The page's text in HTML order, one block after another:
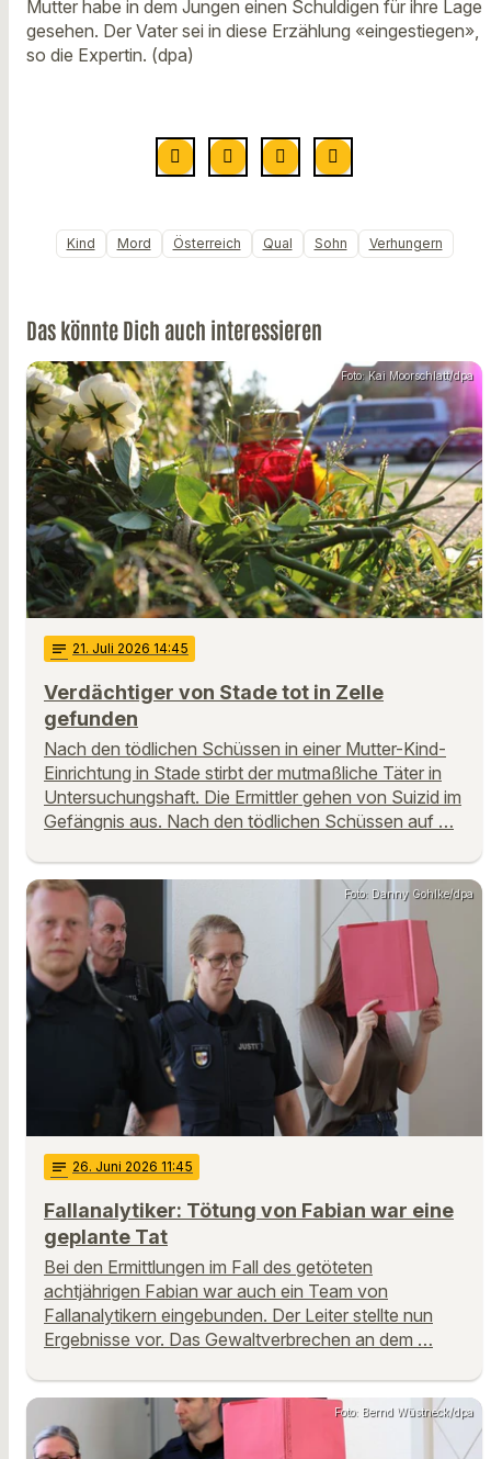
Mutter habe in dem Jungen einen Schuldigen für ihre Lage
gesehen. Der Vater sei in diese Erzählung «eingestiegen»,
so die Expertin. (dpa)
Kind Mord Österreich Qual Sohn Verhungern
Das könnte Dich auch interessieren
Foto: Kai Moorschlatt/dpa
notes 21. Juli 2026 14:45
Verdächtiger von Stade tot in Zelle
gefunden
Nach den tödlichen Schüssen in einer Mutter-Kind-
Einrichtung in Stade stirbt der mutmaßliche Täter in
Untersuchungshaft. Die Ermittler gehen von Suizid im
Gefängnis aus. Nach den tödlichen Schüssen auf …
Foto: Danny Gohlke/dpa
notes 26. Juni 2026 11:45
Fallanalytiker: Tötung von Fabian war eine
geplante Tat
Bei den Ermittlungen im Fall des getöteten
achtjährigen Fabian war auch ein Team von
Fallanalytikern eingebunden. Der Leiter stellte nun
Ergebnisse vor. Das Gewaltverbrechen an dem …
Foto: Bernd Wüstneck/dpa